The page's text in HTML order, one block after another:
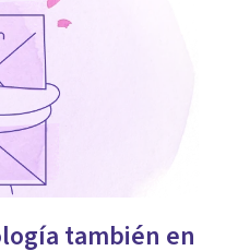
también en